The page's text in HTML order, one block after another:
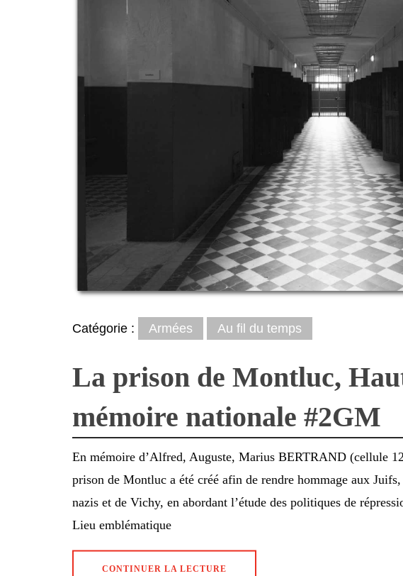
Catégorie : Armées Au fil du temps
La prison de Montluc,
mémoire nationale #2GM
En mémoire d’Alfred, Auguste, Marius BERTRAND (cellule
prison de Montluc a été créé afin de rendre hommage aux
nazis et de Vichy, en abordant l’étude des politiques de
Lieu emblématique
CONTINUER LA LECTURE